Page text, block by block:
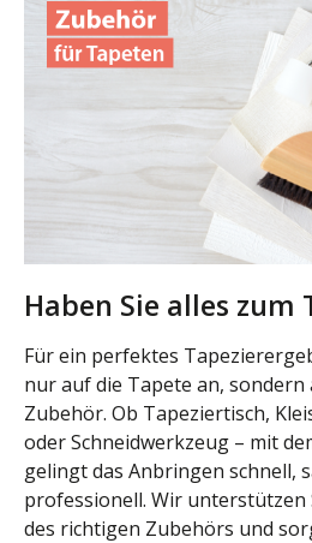
Haben Sie alles zum
Für ein perfektes
nur auf die Tapete an, sondern
Zubehör. Ob Tapeziertisch,
oder Schneidwerkzeug – mit
gelingt das Anbringen schnell,
professionell. Wir unterstützen
des richtigen Zubehörs und